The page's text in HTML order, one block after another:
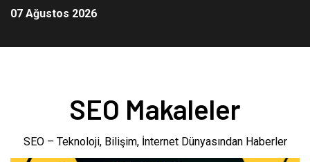
07 Ağustos 2026
SEO Makaleler
SEO – Teknoloji, Bilişim, İnternet Dünyasından Haberler